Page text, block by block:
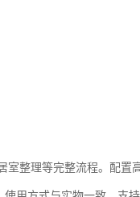
室整理等完整流程。配置